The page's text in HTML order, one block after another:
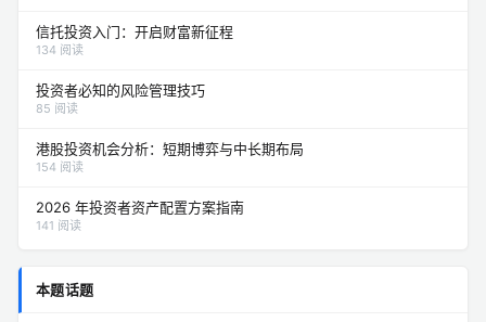
信托投资入门：开启财富新征程
134 阅读
投资者必知的风险管理技巧
85 阅读
港股投资机会分析：短期博弈与中长期布局
154 阅读
2026 年投资者资产配置方案指南
141 阅读
本题话题